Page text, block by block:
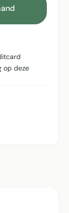
op deze